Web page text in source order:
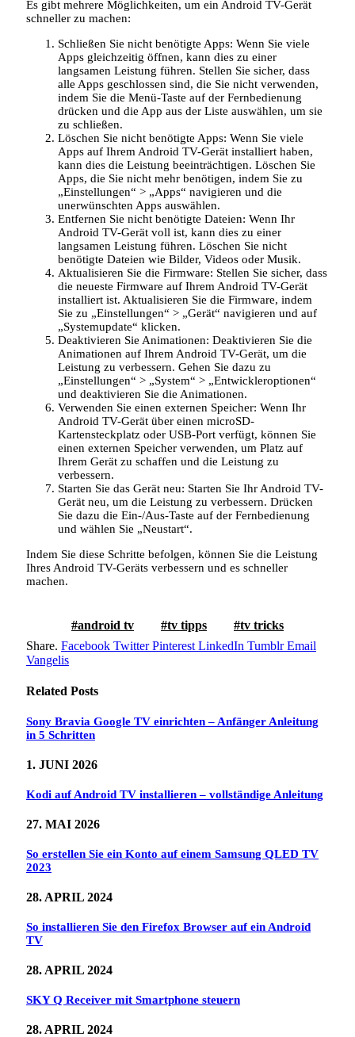
Es gibt mehrere Möglichkeiten, um ein Android TV-Gerät
schneller zu machen:
Schließen Sie nicht benötigte Apps: Wenn Sie viele
Apps gleichzeitig öffnen, kann dies zu einer
langsamen Leistung führen. Stellen Sie sicher, dass
alle Apps geschlossen sind, die Sie nicht verwenden,
indem Sie die Menü-Taste auf der Fernbedienung
drücken und die App aus der Liste auswählen, um sie
zu schließen.
Löschen Sie nicht benötigte Apps: Wenn Sie viele
Apps auf Ihrem Android TV-Gerät installiert haben,
kann dies die Leistung beeinträchtigen. Löschen Sie
Apps, die Sie nicht mehr benötigen, indem Sie zu
„Einstellungen“ > „Apps“ navigieren und die
unerwünschten Apps auswählen.
Entfernen Sie nicht benötigte Dateien: Wenn Ihr
Android TV-Gerät voll ist, kann dies zu einer
langsamen Leistung führen. Löschen Sie nicht
benötigte Dateien wie Bilder, Videos oder Musik.
Aktualisieren Sie die Firmware: Stellen Sie sicher, dass
die neueste Firmware auf Ihrem Android TV-Gerät
installiert ist. Aktualisieren Sie die Firmware, indem
Sie zu „Einstellungen“ > „Gerät“ navigieren und auf
„Systemupdate“ klicken.
Deaktivieren Sie Animationen: Deaktivieren Sie die
Animationen auf Ihrem Android TV-Gerät, um die
Leistung zu verbessern. Gehen Sie dazu zu
„Einstellungen“ > „System“ > „Entwickleroptionen“
und deaktivieren Sie die Animationen.
Verwenden Sie einen externen Speicher: Wenn Ihr
Android TV-Gerät über einen microSD-
Kartensteckplatz oder USB-Port verfügt, können Sie
einen externen Speicher verwenden, um Platz auf
Ihrem Gerät zu schaffen und die Leistung zu
verbessern.
Starten Sie das Gerät neu: Starten Sie Ihr Android TV-
Gerät neu, um die Leistung zu verbessern. Drücken
Sie dazu die Ein-/Aus-Taste auf der Fernbedienung
und wählen Sie „Neustart“.
Indem Sie diese Schritte befolgen, können Sie die Leistung
Ihres Android TV-Geräts verbessern und es schneller
machen.
android tv tv tipps
tv tricks
Share. Facebook Twitter Pinterest LinkedIn Tumblr Email
Vangelis
Related Posts
Sony Bravia Google TV einrichten – Anfänger Anleitung
in 5 Schritten
1. JUNI 2026
Kodi auf Android TV installieren – vollständige Anleitung
27. MAI 2026
So erstellen Sie ein Konto auf einem Samsung QLED TV
2023
28. APRIL 2024
So installieren Sie den Firefox Browser auf ein Android
TV
28. APRIL 2024
SKY Q Receiver mit Smartphone steuern
28. APRIL 2024